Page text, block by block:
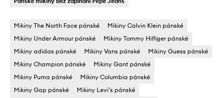
Mikiny The North Face pánské
Mikiny Calvin Klein pánské
Mikiny Under Armour pánské
Mikiny Tommy Hilfiger pánské
Mikiny adidas pánské
Mikiny Vans pánské
Mikiny Guess pánské
Mikiny Champion pánské
Mikiny Gant pánské
Mikiny Puma pánské
Mikiny Columbia pánské
Mikiny Gap pánské
Mikiny Levi's pánské